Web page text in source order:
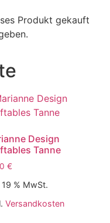
Produkt gekauft
Design
Tanne
€
19 % MwSt.
Versandkosten